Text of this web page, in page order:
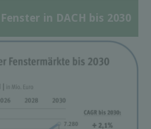
in DACH bis 2030